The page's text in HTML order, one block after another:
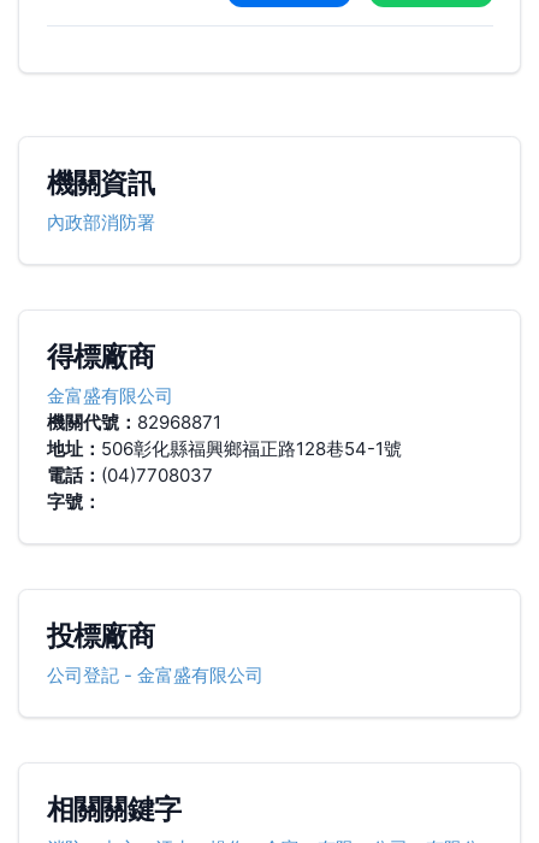
機關資訊
內政部消防署
得標廠商
金富盛有限公司
機關代號： 82968871
地址： 506彰化縣福興鄉福正路128巷54-1號
電話： (04)7708037
字號：
投標廠商
公司登記- 金富盛有限公司
相關關鍵字